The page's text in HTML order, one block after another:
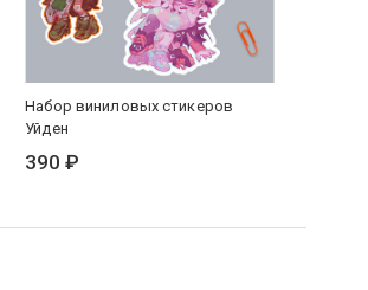
Набор виниловых стикеров
Уйден
390 ₽